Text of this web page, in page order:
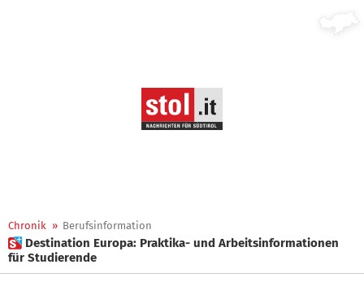
Chronik » Berufsinformation
 Destination Europa: Praktika- und Arbeitsinformationen
für Studierende